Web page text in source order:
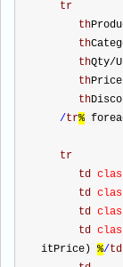
tr
th
th
thQty/
thPrice
th
/tr%
tr
td
td
td
td
itPrice) %/td